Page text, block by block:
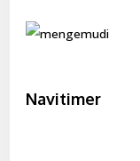
Navitimer